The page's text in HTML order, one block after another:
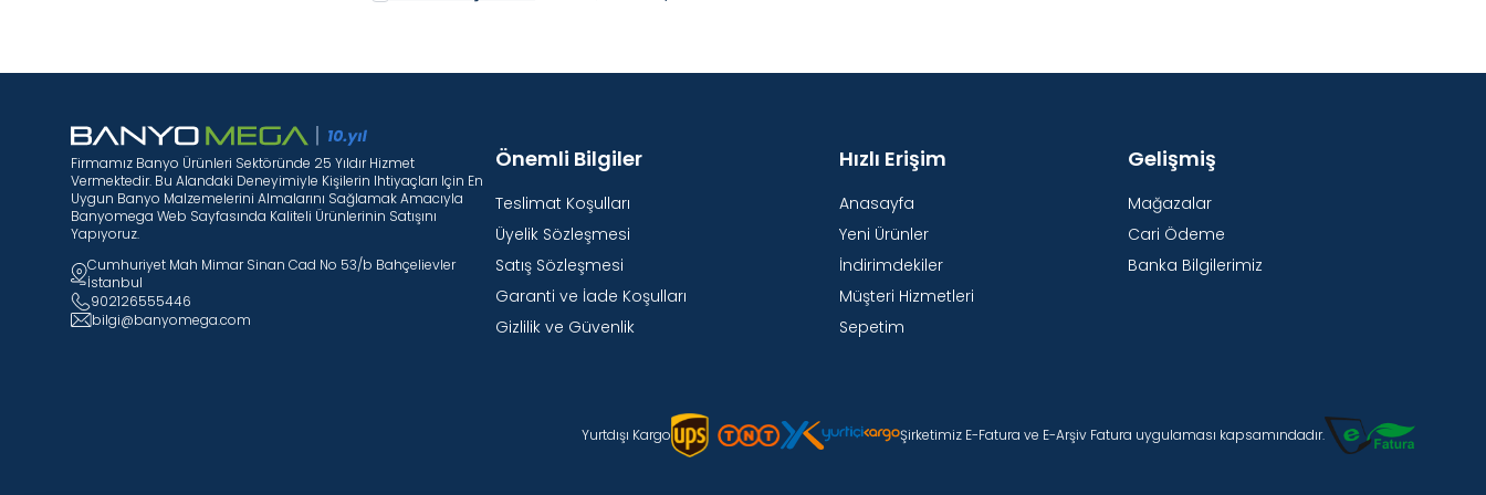
Firmamız Banyo Ürünleri Sektöründe 25 Yıldır Hizmet
Vermektedir. Bu Alandaki Deneyimiyle Kişilerin Ihtiyaçları Için En
Uygun Banyo Malzemelerini Almalarını Sağlamak Amacıyla
Banyomega Web Sayfasında Kaliteli Ürünlerinin Satışını
Yapıyoruz.
Cumhuriyet Mah Mimar Sinan Cad No 53/b Bahçelievler
İstanbul
902126555446
bilgi@banyomega.com
Önemli Bilgiler
Teslimat Koşulları
Üyelik Sözleşmesi
Satış Sözleşmesi
Garanti ve İade Koşulları
Gizlilik ve Güvenlik
Hızlı Erişim
Anasayfa
Yeni Ürünler
İndirimdekiler
Müşteri Hizmetleri
Sepetim
Gelişmiş
Mağazalar
Cari Ödeme
Banka Bilgilerimiz
Yurtdışı Kargo Şirketimiz E-Fatura ve E-Arşiv Fatura uygulaması kapsamındadır.